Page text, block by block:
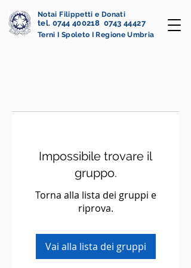
Notai Filippetti e Donati
tel. 0744 400218 0743 44427
Terni I Spoleto I Regione Umbria
Impossibile trovare il
gruppo.
Torna alla lista dei gruppi e
riprova.
Vai alla lista dei gruppi